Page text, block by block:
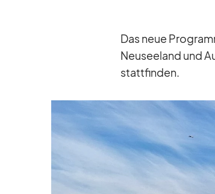
Das neue
Neu­see­land und
statt­fin­den.